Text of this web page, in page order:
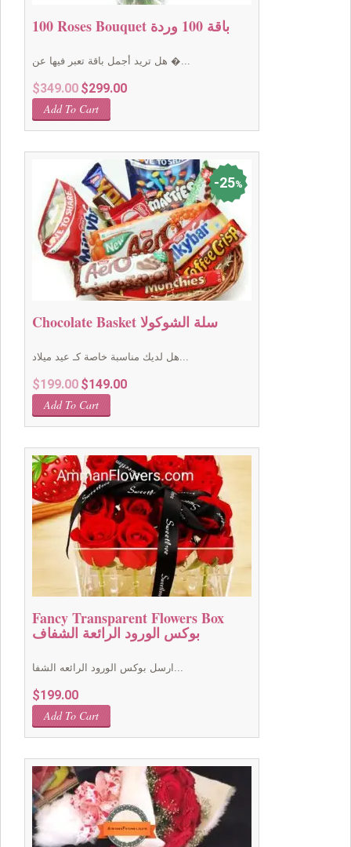
100 Roses Bouquet باقة 100 وردة
هل تريد أجمل باقة تعبر فيها عن �...
$349.00 Original
price
was:
$299.00Current
Add To Cart
25%
Chocolate Basket سلة الشوكولا
هل لديك مناسبة خاصة كـ عيد ميلاد...
$199.00 Original
price
was:
$149.00Current
Add To Cart
Fancy Transparent Flowers Box
بوكس الورود الرائعة الشفاف
ارسل بوكس الورود الرائعه الشفا...
$199.00
Add To Cart